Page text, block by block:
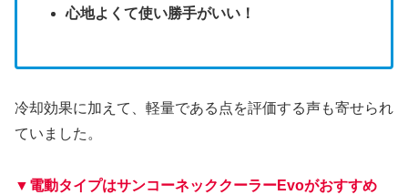
心地よくて使い勝手がいい！
冷却効果に加えて、軽量である点を評価する声も寄せられ
ていました。
▼電動タイプはサンコーネッククーラーEvoがおすすめ